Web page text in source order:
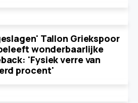
Tallon Griekspoor
wonderbaarlijke
'Fysiek verre van
procent'